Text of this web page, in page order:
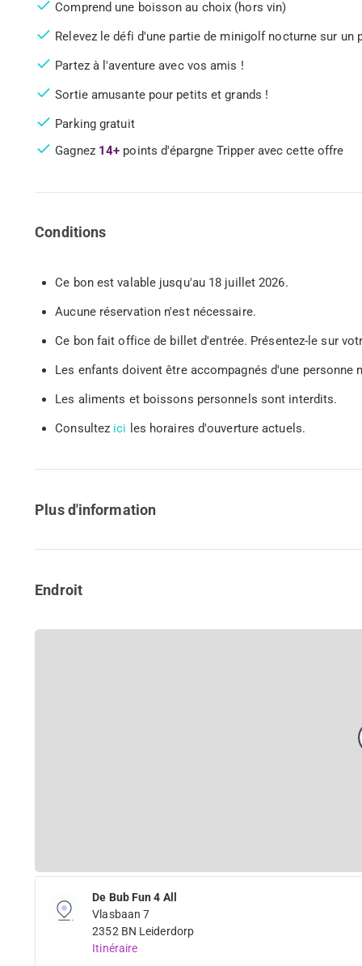
Comprend une boisson au choix (hors vin)
Relevez le défi d'une partie de minigolf nocturne sur
Partez à l'aventure avec vos amis !
Sortie amusante pour petits et grands !
Parking gratuit
Gagnez 14+ points d'épargne Tripper avec cette offre
Conditions
Ce bon est valable jusqu'au 18 juillet 2026.
Aucune réservation n'est nécessaire.
Ce bon fait office de billet d'entrée. Présentez-le sur
Les enfants doivent être accompagnés d'une personne
Les aliments et boissons personnels sont interdits.
Consultez ici les horaires d'ouverture actuels.
Plus d'information
Endroit
De Bub Fun 4 All
Vlasbaan 7
2352 BN Leiderdorp
Itinéraire